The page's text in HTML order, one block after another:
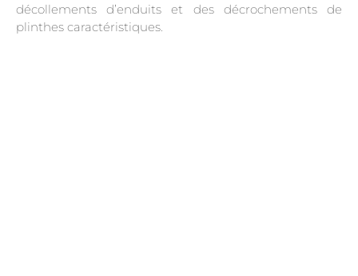
décollements d’enduits et des décrochements de
plinthes caractéristiques.